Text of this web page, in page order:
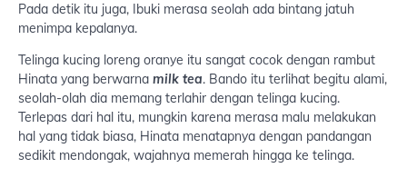
Pada detik itu juga, Ibuki merasa seolah ada bintang jatuh
menimpa kepalanya.
Telinga kucing loreng oranye itu sangat cocok dengan rambut
Hinata yang berwarna milk tea. Bando itu terlihat begitu alami,
seolah-olah dia memang terlahir dengan telinga kucing.
Terlepas dari hal itu, mungkin karena merasa malu melakukan
hal yang tidak biasa, Hinata menatapnya dengan pandangan
sedikit mendongak, wajahnya memerah hingga ke telinga.